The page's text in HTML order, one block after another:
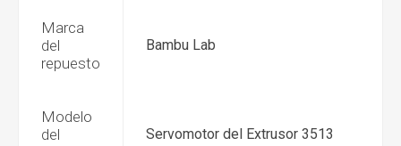
Marca
del
repuesto
Bambu Lab
Modelo
del
Servomotor del Extrusor 3513